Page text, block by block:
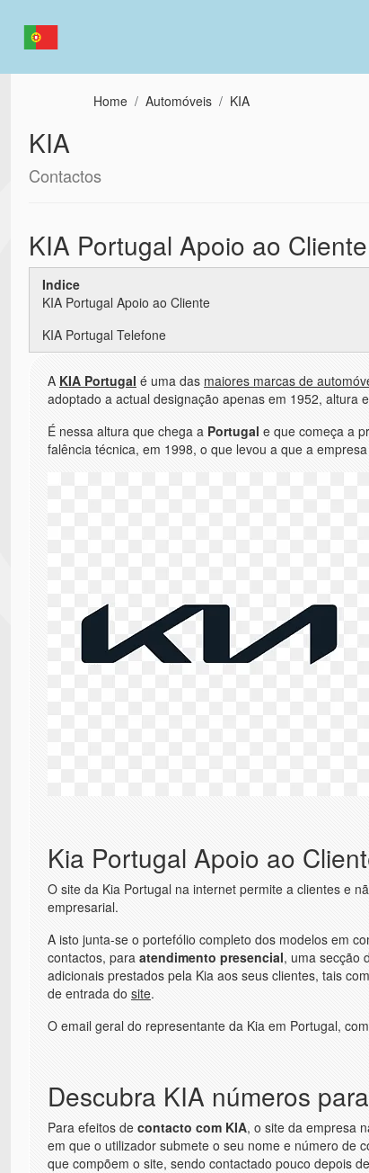
Home Automóveis KIA
KIA
Contactos
KIA Portugal Apoio ao Cliente
Indice
KIA Portugal Apoio ao Cliente
KIA Portugal Telefone
A KIA Portugal é uma das maiores marcas de
adoptado a actual designação apenas em 1952, altura
É nessa altura que chega a Portugal e que começa a
falência técnica, em 1998, o que levou a que a
Kia Portugal Apoio ao
O site da Kia Portugal na internet permite a clientes e
empresarial.
A isto junta-se o portefólio completo dos modelos em
contactos, para atendimento presencial, uma secção
adicionais prestados pela Kia aos seus clientes, tais
de entrada do site.
O email geral do representante da Kia em Portugal, com
Descubra KIA números
Para efeitos de contacto com KIA, o site da empresa
em que o utilizador submete o seu nome e número de
que compõem o site, sendo contactado pouco depois